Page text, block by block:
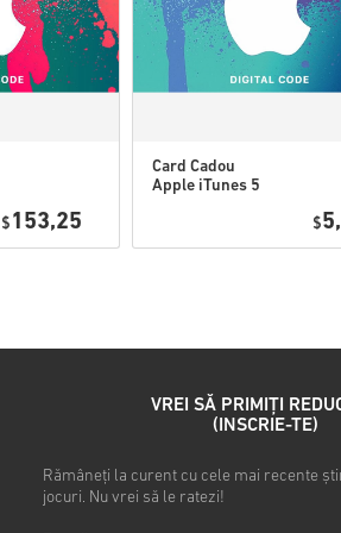
$ 153,25
Card Cadou
Apple iTunes 5
$
VREI SĂ PRIMIȚI
(INSCRIE-TE)
Rămâneți la curent cu cele mai recente
jocuri. Nu vrei să le ratezi!